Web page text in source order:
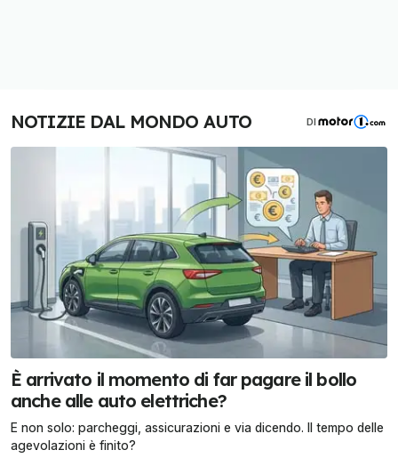
NOTIZIE DAL MONDO AUTO DI
È arrivato il momento di far pagare il bollo
anche alle auto elettriche?
E non solo: parcheggi, assicurazioni e via dicendo. Il tempo delle
agevolazioni è finito?